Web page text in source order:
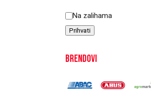
Status
Na zalihama
Prihvati
Brendovi